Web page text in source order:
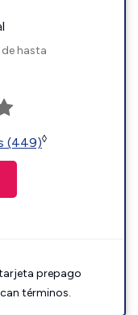
hasta
(449)◊
prepago
términos.